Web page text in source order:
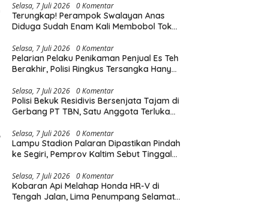
Selasa, 7 Juli 2026 0 Komentar
Terungkap! Perampok Swalayan Anas
Diduga Sudah Enam Kali Membobol Toko
Selasa, 7 Juli 2026 0 Komentar
Pelarian Pelaku Penikaman Penjual Es Teh
Berakhir, Polisi Ringkus Tersangka Hanya
Selasa, 7 Juli 2026 0 Komentar
Polisi Bekuk Residivis Bersenjata Tajam di
Gerbang PT TBN, Satu Anggota Terluka
Selasa, 7 Juli 2026 0 Komentar
Lampu Stadion Palaran Dipastikan Pindah
ke Segiri, Pemprov Kaltim Sebut Tinggal
Selasa, 7 Juli 2026 0 Komentar
Kobaran Api Melahap Honda HR-V di
Tengah Jalan, Lima Penumpang Selamat